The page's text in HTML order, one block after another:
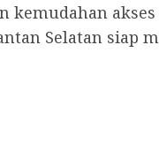
kemudahan
Selatan siap